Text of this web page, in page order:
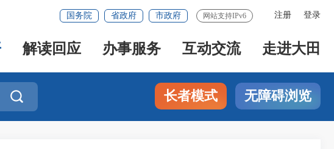
注册 登录
国务院 省政府 市政府 网站支持IPv6
解读回应 办事服务 互动交流 走进大田
 长者模式 无障碍浏览